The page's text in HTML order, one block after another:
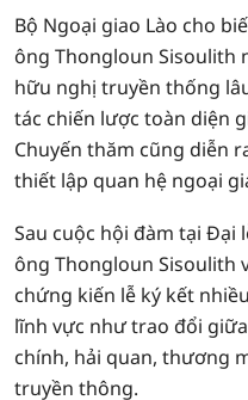
Bộ Ngoại giao Lào cho
ông Thongloun Sisoulith
hữu nghị truyền thống
tác chiến lược toàn diện
Chuyến thăm cũng diễn
thiết lập quan hệ ngoại
Sau cuộc hội đàm tại Đại
ông Thongloun Sisoulith
chứng kiến lễ ký kết
lĩnh vực như trao đổi
chính, hải quan, thương
truyền thông.